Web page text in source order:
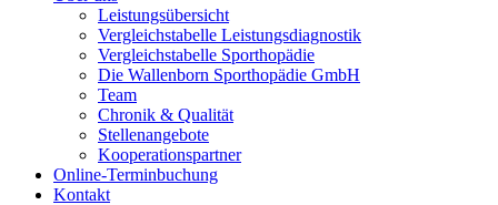
Leistungsübersicht
Vergleichstabelle Leistungsdiagnostik
Vergleichstabelle Sporthopädie
Die Wallenborn Sporthopädie GmbH
Team
Chronik & Qualität
Stellenangebote
Kooperationspartner
Online-Terminbuchung
Kontakt